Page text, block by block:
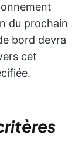
du prochain
bord devra
cet